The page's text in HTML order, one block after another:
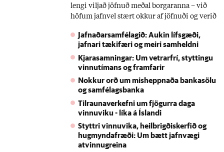
lengi vilj­að jöfn­uð með­al borg­ar­anna – við
höf­um jafn­vel stært okk­ur af jöfn­uði og ver­ið
með­an það hef­ur ver­ið raun­in ann­ars stað­ar.
Og um margt byggð­um við upp sam­fé­lag
jöfn­uð­ar, þar sem mun­ur­inn á að­stæð­um og
tæki­fær­um fólks var ekki of mik­ill. En við
vik­um af braut jöfn­uð­ar...
Jafnaðarsamfélagið: Aukin lífsgæði,
jafnari tækifæri og meiri samheldni
Kjarasamningar: Um vetrarfrí, styttingu
vinnutímans og framfarir
Nokkur orð um misheppnaða bankasölu
og samfélagsbanka
Tilraunaverkefni um fjögurra daga
vinnuviku - líka á Íslandi
Styttri vinnuvika, heilbrigðiskerfið og
hugmyndafræði: Um bætt jafnvægi
atvinnugreina